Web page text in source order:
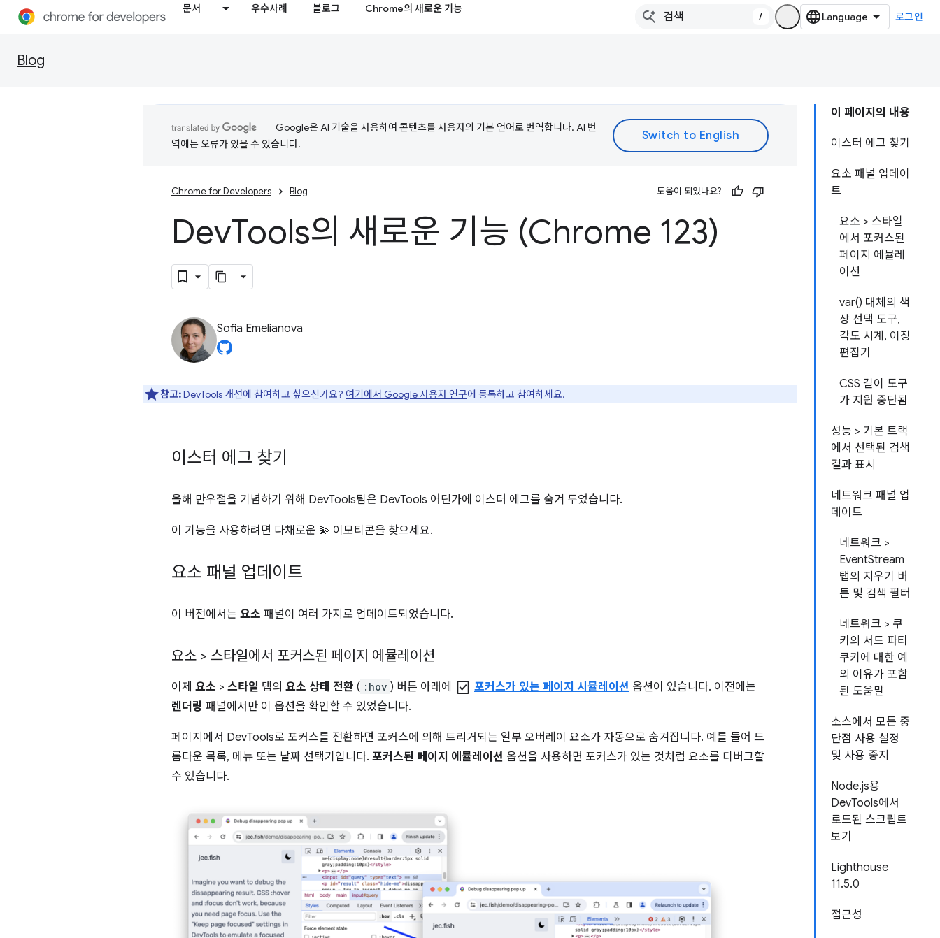
문서 우수사례 블로그 Chrome의 새로운 기능
/ 로그인
Blog
이 페이지의 내용
이스터 에그 찾기
요소 패널 업데이
트
요소 > 스타일
에서 포커스된
페이지 에뮬레
이션
var() 대체의 색
상 선택 도구,
각도 시계, 이징
편집기
CSS 길이 도구
가 지원 중단됨
성능 > 기본 트랙
에서 선택된 검색
결과 표시
네트워크 패널 업
데이트
네트워크 >
EventStream
탭의 지우기 버
튼 및 검색 필터
네트워크 > 쿠
키의 서드 파티
쿠키에 대한 예
외 이유가 포함
된 도움말
소스에서 모든 중
단점 사용 설정
및 사용 중지
Node.js용
DevTools에서
로드된 스크립트
보기
Lighthouse
11.5.0
접근성
Google은 AI 기술을 사용하여 콘텐츠를 사용자의 기본 언어로 번역합니다. AI 번
역에는 오류가 있을 수 있습니다.
Chrome for Developers Blog 도움이 되었나요?
DevTools의 새로운 기능 (Chrome 123)
Sofia Emelianova
참고:DevTools 개선에 참여하고 싶으신가요? 여기에서 Google 사용자 연구에 등록하고 참여하세요.
이스터 에그 찾기
올해 만우절을 기념하기 위해 DevTools팀은 DevTools 어딘가에 이스터 에그를 숨겨 두었습니다.
이 기능을 사용하려면 다채로운 💫 이모티콘을 찾으세요.
요소 패널 업데이트
이 버전에서는 요소 패널이 여러 가지로 업데이트되었습니다.
요소 > 스타일에서 포커스된 페이지 에뮬레이션
이제 요소 > 스타일 탭의 요소 상태 전환 ( :hov ) 버튼 아래에 check_box 포커스가 있는 페이지 시뮬레이션 옵션이 있습니다. 이전에는
렌더링 패널에서만 이 옵션을 확인할 수 있었습니다.
페이지에서 DevTools로 포커스를 전환하면 포커스에 의해 트리거되는 일부 오버레이 요소가 자동으로 숨겨집니다. 예를 들어 드
롭다운 목록, 메뉴 또는 날짜 선택기입니다. 포커스된 페이지 에뮬레이션 옵션을 사용하면 포커스가 있는 것처럼 요소를 디버그할
수 있습니다.